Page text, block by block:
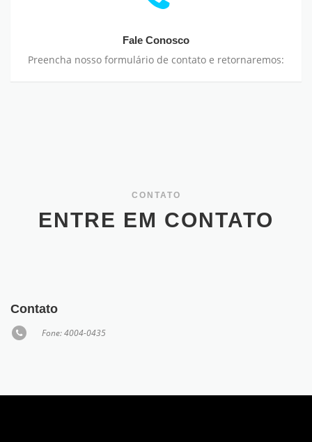
Fale Conosco
Preencha nosso formulário de contato e retornaremos:
CONTATO
ENTRE EM CONTATO
Contato
Fone: 4004-0435